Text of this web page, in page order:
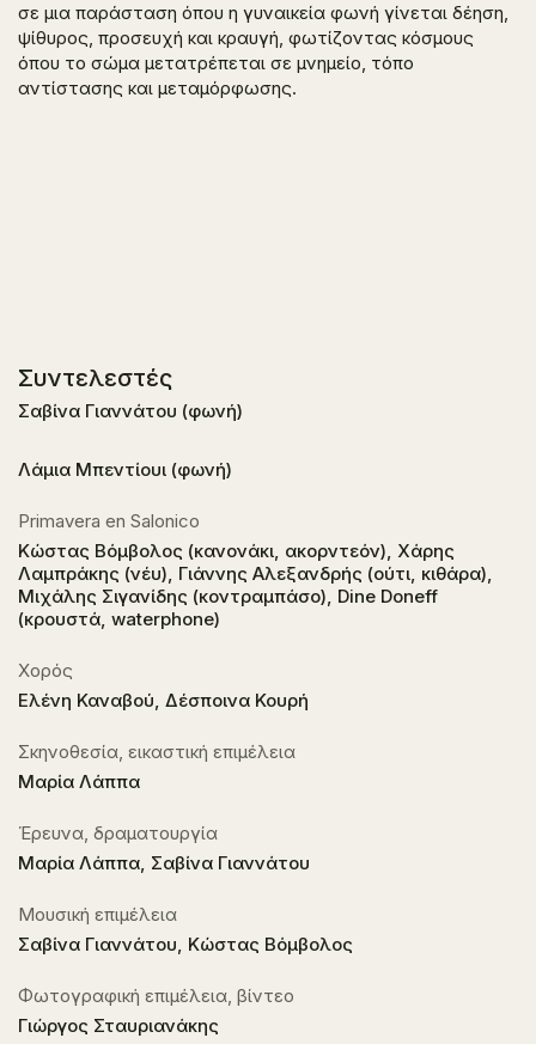
σε μια παράσταση όπου η γυναικεία φωνή γίνεται δέηση,
ψίθυρος, προσευχή και κραυγή, φωτίζοντας κόσμους
όπου το σώμα μετατρέπεται σε μνημείο, τόπο
αντίστασης και μεταμόρφωσης.
Συντελεστές
Σαβίνα Γιαννάτου (φωνή)
Λάμια Μπεντίουι (φωνή)
Primavera en Salonico
Κώστας Βόμβολος (κανονάκι, ακορντεόν), Χάρης
Λαμπράκης (νέυ), Γιάννης Αλεξανδρής (ούτι, κιθάρα),
Μιχάλης Σιγανίδης (κοντραμπάσο), Dine Doneff
(κρουστά, waterphone)
Χορός
Ελένη Καναβού, Δέσποινα Κουρή
Σκηνοθεσία, εικαστική επιμέλεια
Μαρία Λάππα
Έρευνα, δραματουργία
Μαρία Λάππα, Σαβίνα Γιαννάτου
Μουσική επιμέλεια
Σαβίνα Γιαννάτου, Κώστας Βόμβολος
Φωτογραφική επιμέλεια, βίντεο
Γιώργος Σταυριανάκης